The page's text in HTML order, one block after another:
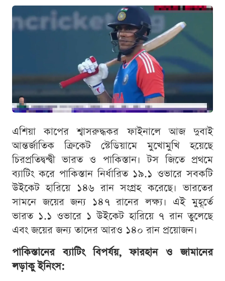
এশিয়া কাপের শ্বাসরুদ্ধকর ফাইনালে আজ দুবাই
আন্তর্জাতিক ক্রিকেট স্টেডিয়ামে মুখোমুখি হয়েছে
চিরপ্রতিদ্বন্দ্বী ভারত ও পাকিস্তান। টস জিতে প্রথমে
ব্যাটিং করে পাকিস্তান নির্ধারিত ১৯.১ ওভারে সবকটি
উইকেট হারিয়ে ১৪৬ রান সংগ্রহ করেছে। ভারতের
সামনে জয়ের জন্য ১৪৭ রানের লক্ষ্য। এই মুহূর্তে
ভারত ১.১ ওভারে ১ উইকেট হারিয়ে ৭ রান তুলেছে
এবং জয়ের জন্য তাদের আরও ১৪০ রান প্রয়োজন।
পাকিস্তানের ব্যাটিং বিপর্যয়, ফারহান ও জামানের
লড়াকু ইনিংস: